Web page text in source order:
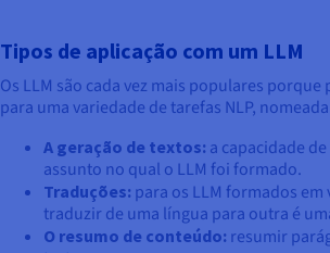
Tipos de aplicação com um LLM
Os LLM são cada vez mais populares
para uma variedade de tarefas NLP,
A geração de textos: a capacidade
assunto no qual o LLM foi formado.
Traduções: para os LLM formados
traduzir de uma língua para outra é
O resumo de conteúdo: resumir